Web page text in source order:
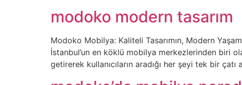
modoko modern tasarım
Modoko Mobilya: Kaliteli Tasarımın, Modern
İstanbul’un en köklü mobilya merkezlerinden biri
getirerek kullanıcıların aradığı her şeyi tek bir